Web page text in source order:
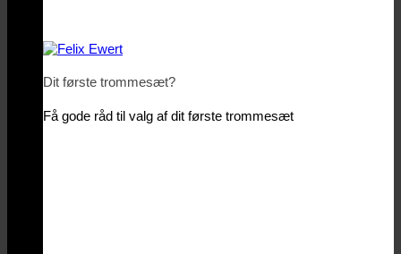
Dit første trommesæt?
Få gode råd til valg af dit første trommesæt